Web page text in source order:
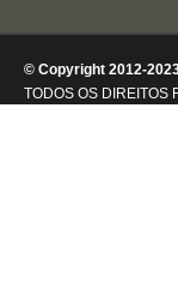
© Copyright 2012-
TODOS OS